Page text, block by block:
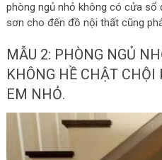
phòng ngủ nhỏ không có cửa
sơn cho đến đồ nội thất cũng
MẪU 2: PHÒNG NGỦ
KHÔNG HỀ CHẬT CHỘI
EM NHỎ.